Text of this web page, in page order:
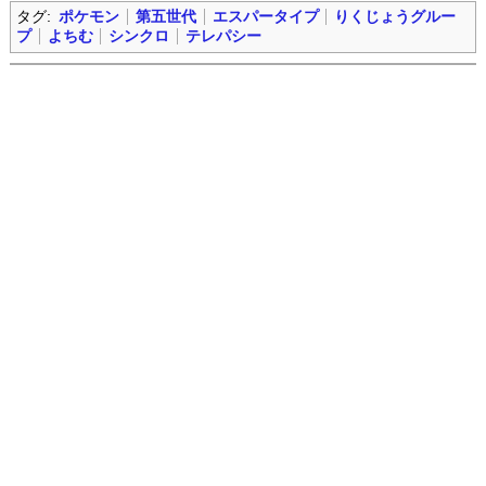
タグ: ポケモン 第五世代 エスパータイプ
りくじょうグルー
プ
よちむ シンクロ テレパシー